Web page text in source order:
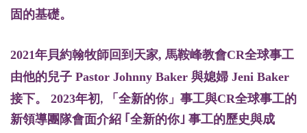
固的基礎。
2021年貝約翰牧師回到天家, 馬鞍峰教會CR全球事工
由他的兒子 Pastor Johnny Baker 與媳婦 Jeni Baker
接下。 2023年初, 「全新的你」 事工與CR全球事工的
新領導團隊會面介紹 ｢全新的你｣ 事工的歷史與成